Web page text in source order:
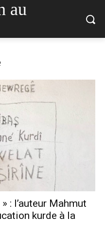
au
: l’auteur Mahmut
kurde à la